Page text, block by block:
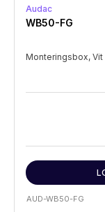
Audac
WB50-FG
Monteringsbox, Vit
AUD-WB50-FG